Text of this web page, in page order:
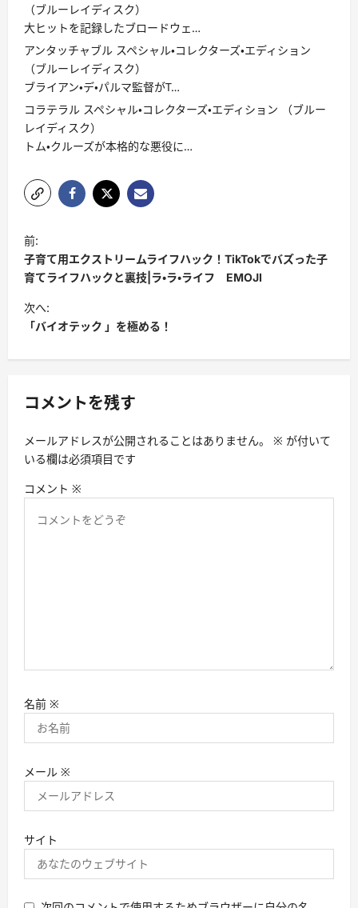
（ブルーレイディスク）
大ヒットを記録したブロードウェ…
アンタッチャブル スペシャル・コレクターズ・エディション
（ブルーレイディスク）
ブライアン・デ・パルマ監督がT…
コラテラル スペシャル・コレクターズ・エディション （ブルー
レイディスク）
トム・クルーズが本格的な悪役に…
投
稿
ナ
ビ
ゲ
ー
ョ
前:
子育て用エクストリームライフハック！TikTokでバズった子
育てライフハックと裏技|ラ・ラ・ライフ EMOJI
次へ:
「バイオテック 」を極める！
コメントを残す
メールアドレスが公開されることはありません。 ※ が付いて
いる欄は必須項目です
コメント ※
名前 ※
メール ※
サイト